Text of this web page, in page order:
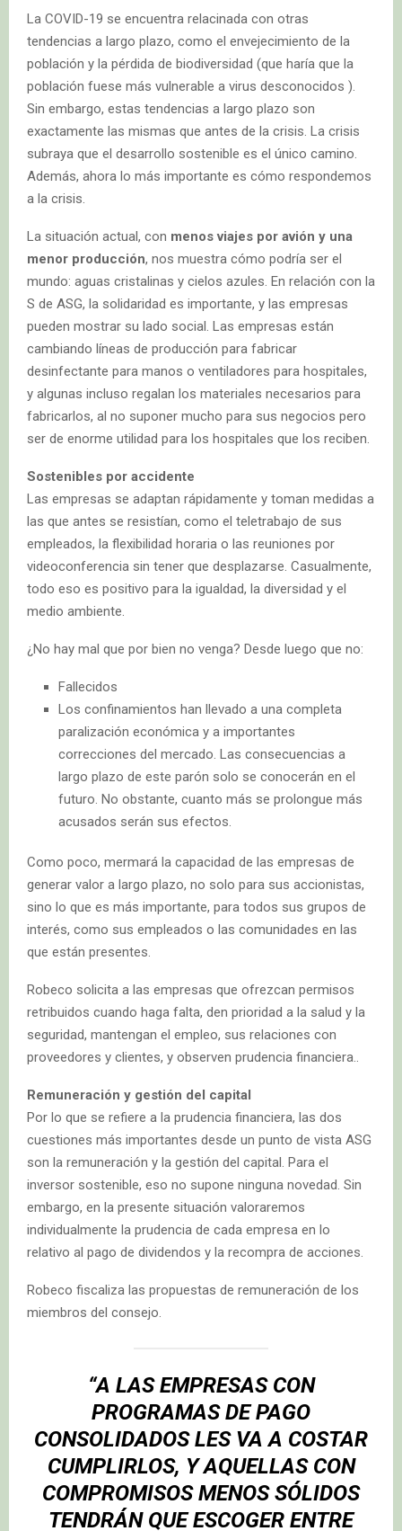
La COVID-19 se encuentra relacinada con otras
tendencias a largo plazo, como el envejecimiento de la
población y la pérdida de biodiversidad (que haría que la
población fuese más vulnerable a virus desconocidos ).
Sin embargo, estas tendencias a largo plazo son
exactamente las mismas que antes de la crisis. La crisis
subraya que el desarrollo sostenible es el único camino.
Además, ahora lo más importante es cómo respondemos
a la crisis.
La situación actual, con menos viajes por avión y una
menor producción, nos muestra cómo podría ser el
mundo: aguas cristalinas y cielos azules. En relación con la
S de ASG, la solidaridad es importante, y las empresas
pueden mostrar su lado social. Las empresas están
cambiando líneas de producción para fabricar
desinfectante para manos o ventiladores para hospitales,
y algunas incluso regalan los materiales necesarios para
fabricarlos, al no suponer mucho para sus negocios pero
ser de enorme utilidad para los hospitales que los reciben.
Sostenibles por accidente
Las empresas se adaptan rápidamente y toman medidas a
las que antes se resistían, como el teletrabajo de sus
empleados, la flexibilidad horaria o las reuniones por
videoconferencia sin tener que desplazarse. Casualmente,
todo eso es positivo para la igualdad, la diversidad y el
medio ambiente.
¿No hay mal que por bien no venga? Desde luego que no:
Fallecidos
Los confinamientos han llevado a una completa
paralización económica y a importantes
correcciones del mercado. Las consecuencias a
largo plazo de este parón solo se conocerán en el
futuro. No obstante, cuanto más se prolongue más
acusados serán sus efectos.
Como poco, mermará la capacidad de las empresas de
generar valor a largo plazo, no solo para sus accionistas,
sino lo que es más importante, para todos sus grupos de
interés, como sus empleados o las comunidades en las
que están presentes.
Robeco solicita a las empresas que ofrezcan permisos
retribuidos cuando haga falta, den prioridad a la salud y la
seguridad, mantengan el empleo, sus relaciones con
proveedores y clientes, y observen prudencia financiera..
Remuneración y gestión del capital
Por lo que se refiere a la prudencia financiera, las dos
cuestiones más importantes desde un punto de vista ASG
son la remuneración y la gestión del capital. Para el
inversor sostenible, eso no supone ninguna novedad. Sin
embargo, en la presente situación valoraremos
individualmente la prudencia de cada empresa en lo
relativo al pago de dividendos y la recompra de acciones.
Robeco fiscaliza las propuestas de remuneración de los
miembros del consejo.
“A LAS EMPRESAS CON
PROGRAMAS DE PAGO
CONSOLIDADOS LES VA A COSTAR
CUMPLIRLOS, Y AQUELLAS CON
COMPROMISOS MENOS SÓLIDOS
TENDRÁN QUE ESCOGER ENTRE